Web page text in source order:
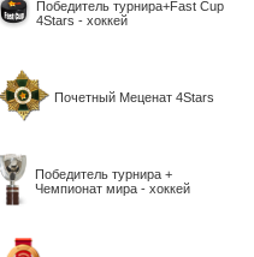
Победитель турнира+Fast Cup
4Stars - хоккей
Почетный Меценат 4Stars
Победитель турнира +
Чемпионат мира - хоккей